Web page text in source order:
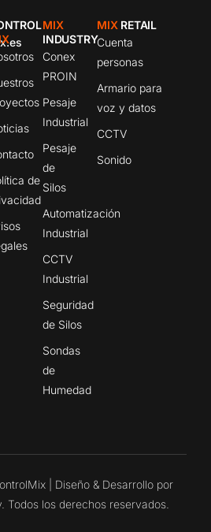
de
MIX
INDUSTRY
Conex
PROIN
Pesaje
Industrial
Pesaje
de
Silos
Automatización
Industrial
CCTV
Industrial
Seguridad
de Silos
Sondas
de
Humedad
MIX RETAIL
Cuenta
personas
Armario para
voz y datos
CCTV
Sonido
| Diseño & Desarrollo por
Todos los derechos reservados.